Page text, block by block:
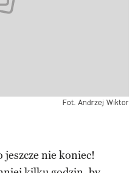
Fot. Andrzej Wiktor
jeszcze nie koniec!